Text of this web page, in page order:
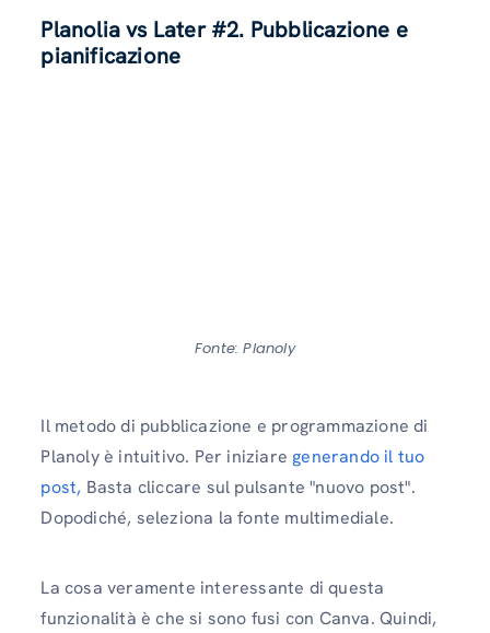
Planolia vs Later #2. Pubblicazione e
pianificazione
Fonte: Planoly
Il metodo di pubblicazione e programmazione di
Planoly è intuitivo. Per iniziaregenerando il tuo
post, Basta cliccare sul pulsante "nuovo post".
Dopodiché, seleziona la fonte multimediale.
La cosa veramente interessante di questa
funzionalità è che si sono fusi con Canva. Quindi,